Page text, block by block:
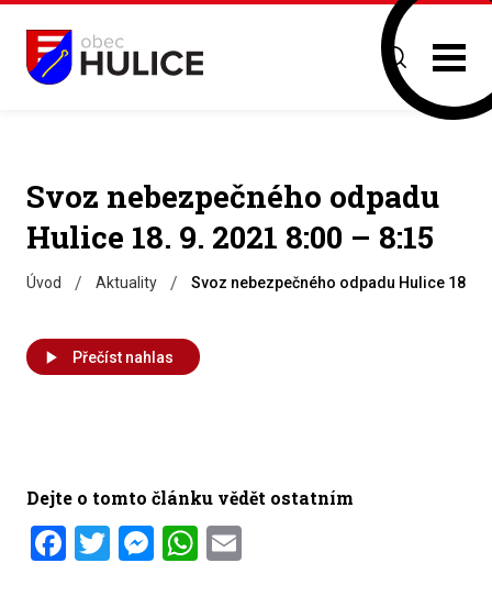
Svoz nebezpečného odpadu
Hulice 18. 9. 2021 8:00 – 8:15
Úvod / Aktuality / Svoz nebezpečného odpadu Hulice 18. 9.
Přečíst nahlas
Dejte o tomto článku vědět ostatním
Facebook
Twitter
Messenger
WhatsApp